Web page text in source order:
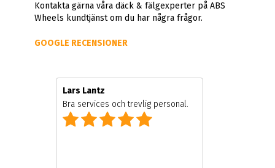
Kontakta gärna våra däck & fälgexperter på ABS
Wheels kundtjänst om du har några frågor.
GOOGLE RECENSIONER
Lars Lantz
Bra services och trevlig personal.